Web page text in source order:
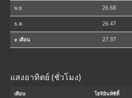
พ.ย. 26.68
ธ.ค. 26.47
⌀ เดือน 27.37
แสงอาทิตย์ (ชั่วโมง)
เดือน โฮจิมินห์ซิตี้